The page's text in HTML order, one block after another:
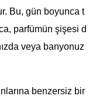
Bu, gün boyunca t
parfümün şişesi d
veya banyonuz
benzersiz bir